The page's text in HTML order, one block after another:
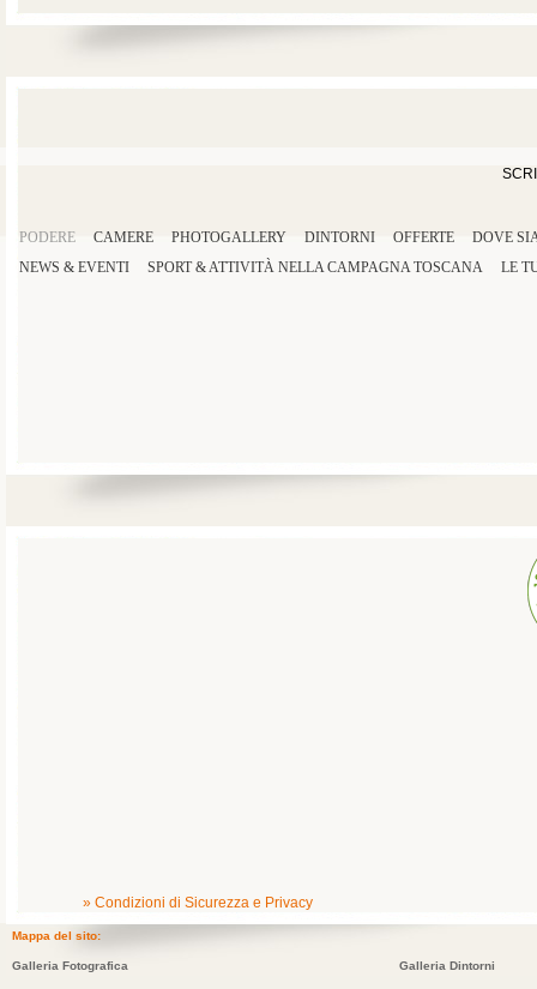
PODERE CAMERE PHOTOGALLERY DINTORNI OFFERTE
DOVE
NEWS & EVENTI
SPORT&ATTIVITÀ NELLACAMPAGNA TOSCANA LE
» Condizioni di Sicurezza e Privacy
Mappa del sito:
Galleria Fotografica Galleria Dintorni